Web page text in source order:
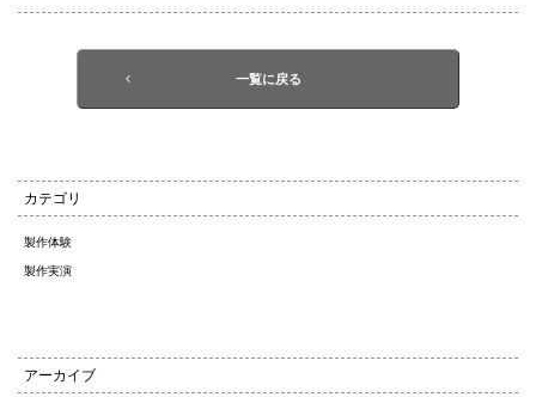
一覧に戻る
カテゴリ
製作体験
製作実演
アーカイブ